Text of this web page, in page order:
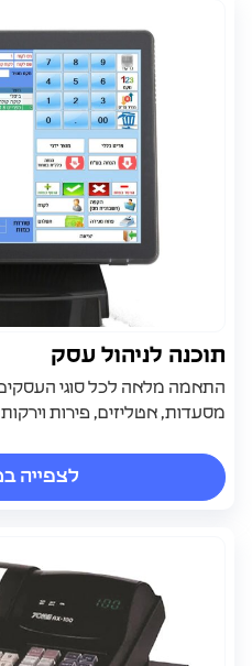
תוכנה לניהול עסק
התאמה מלאה לכל סוגי
מסעדות, אטליזים, פירות
לצפייה